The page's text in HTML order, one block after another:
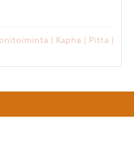
| Kapha | Pitta |